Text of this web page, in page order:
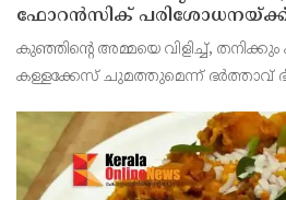
ഫോറൻസിക്
നിർദേശം; പ്രതിയെ
ട്രാക്ക് കോടതി
കുഞ്ഞിന്റെ അമ്മയെ വിളിച്ച്,
കള്ളക്കേസ് ചുമത്തുമെന്ന് ഭർത്താവ്
പരിശോധിച്ച് റിപ്പോർട്ട് കോടതിയിൽ